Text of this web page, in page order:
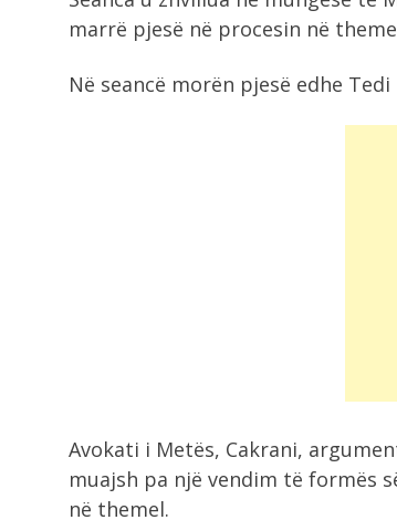
marrë pjesë në procesin në
Në seancë morën pjesë edhe
Avokati i Metës, Cakrani,
muajsh pa një vendim të formës
në themel.